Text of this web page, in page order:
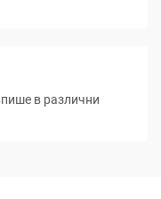
в различни